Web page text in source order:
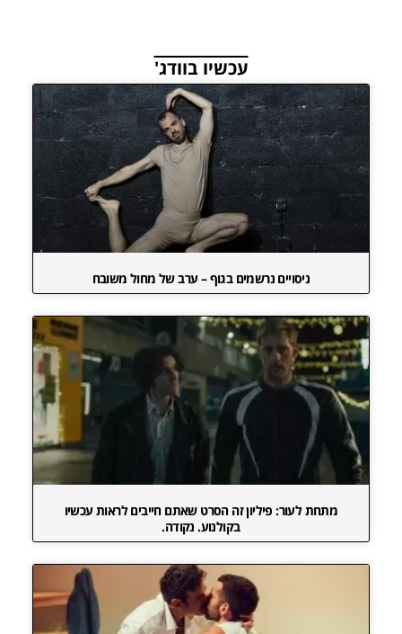
עכשיו בוודג'
ניסויים נרשמים בגוף – ערב של מחול משובח
מתחת לעור: פיליון זה הסרט שאתם חייבים לראות עכשיו
בקולנוע. נקודה.